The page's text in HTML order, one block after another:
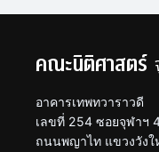
คณะนิติศาสตร์
อาคารเทพทวาราวดี
เลขที่ 254 ซอยจุฬาฯ
ถนนพญาไท แขวงวัง